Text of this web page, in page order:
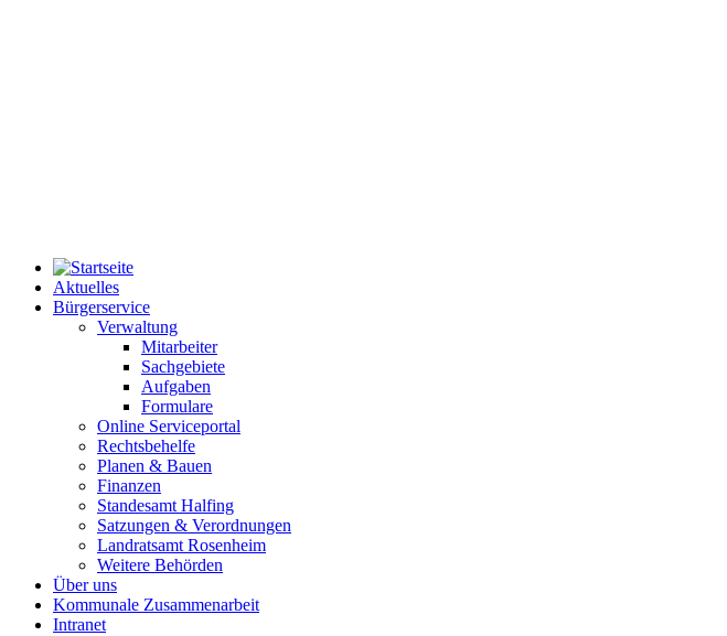
Aktuelles
Bürgerservice
Verwaltung
Mitarbeiter
Sachgebiete
Aufgaben
Formulare
Online Serviceportal
Rechtsbehelfe
Planen & Bauen
Finanzen
Standesamt Halfing
Satzungen & Verordnungen
Landratsamt Rosenheim
Weitere Behörden
Über uns
Kommunale Zusammenarbeit
Intranet